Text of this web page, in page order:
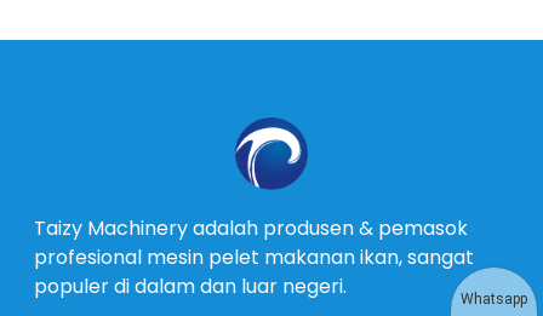
Taizy Machinery adalah produsen & pemasok
profesional mesin pelet makanan ikan, sangat
populer di dalam dan luar negeri.
Whatsapp